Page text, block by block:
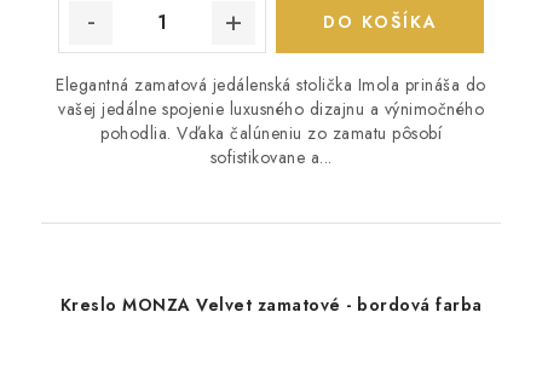
DO KOŠÍKA
Elegantná zamatová jedálenská stolička Imola prináša do
vašej jedálne spojenie luxusného dizajnu a výnimočného
pohodlia. Vďaka čalúneniu zo zamatu pôsobí
sofistikovane a...
Kreslo MONZA Velvet zamatové - bordová farba